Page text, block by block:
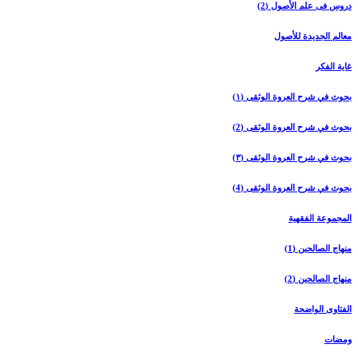
دروس فی علم الأصول (2)
معالم الجدیدة للأصول
غایة الفکر
بحوث في شرح العروة الوثقی (۱)
بحوث في شرح العروة الوثقی (2)
بحوث في شرح العروة الوثقی (۳)
بحوث في شرح العروة الوثقی (4)
المجموعة الفقهیة
منهاج الصالحین (1)
منهاج الصالحین (2)
الفتاوی الواضحة
ومضات